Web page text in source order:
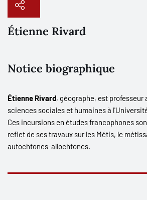
Étienne Rivard
Notice biographique
Étienne Rivard, géographe, est professeur
sciences sociales et humaines à
Ces incursions en études francophones
reflet de ses travaux sur les Métis, le
autochtones-allochtones.